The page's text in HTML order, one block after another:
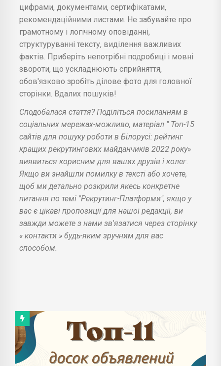
цифрами, документами, сертифікатами,
рекомендаційними листами. Не забувайте про
грамотному і логічному оповіданні,
структуруванні тексту, виділення важливих
фактів. Приберіть непотрібні подробиці і мовні
звороти, що ускладнюють сприйняття,
обов'язково зробіть ділове фото для головної
сторінки. Вдалих пошуків!
Сподобалася стаття? Поділіться посиланням в
соціальних мережах-можливо, матеріал " Топ-15
сайтів для пошуку роботи в Білорусі: рейтинг
кращих рекрутингових майданчиків 2022 року»
виявиться корисним для ваших друзів і колег.
Якщо ви знайшли помилку в тексті або хочете,
щоб ми детально розкрили якесь конкретне
питання по темі "Рекрутинг-Платформи", якщо у
вас є цікаві пропозиції для нашої редакції, ви
завжди можете з нами зв'язатися через сторінку
« контакти » будь-яким зручним для вас
способом.